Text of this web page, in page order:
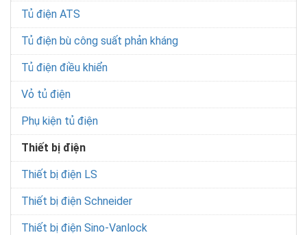
Tủ điện ATS
Tủ điện bù công suất phản kháng
Tủ điện điều khiển
Vỏ tủ điện
Phụ kiện tủ điện
Thiết bị điện
Thiết bị điện LS
Thiết bị điện Schneider
Thiết bị điện Sino-Vanlock